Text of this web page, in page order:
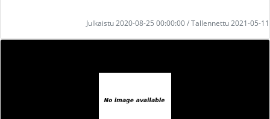
Julkaistu 2020-08-25 00:00:00 / Tallennettu 2021-05-11